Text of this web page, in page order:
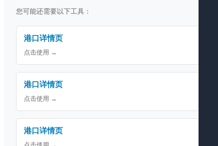
您可能还需要以下工具：
港口详情页
点击使用 →
港口详情页
点击使用 →
港口详情页